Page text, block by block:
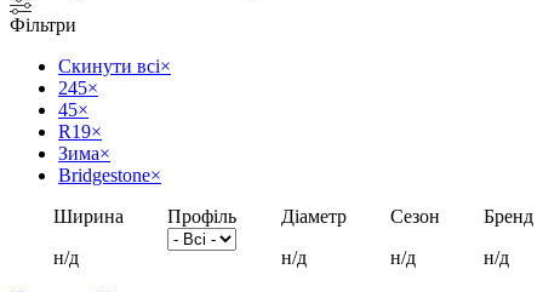
Фільтри
Скинути всі×
245×
45×
R19×
Зима×
Bridgestone×
Ширина
н/д
Профіль
Діаметр
н/д
Сезон
н/д
Бренд
н/д